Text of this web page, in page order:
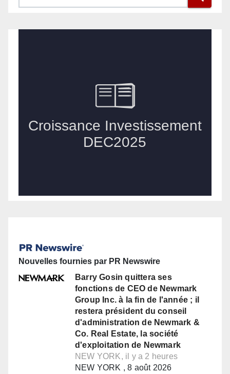
Nouvelles fournies par PR Newswire
Barry Gosin quittera ses
fonctions de CEO de Newmark
Group Inc. à la fin de l'année ; il
restera président du conseil
d'administration de Newmark &
Co. Real Estate, la société
d'exploitation de Newmark
NEW YORK, il y a 2 heures
NEW YORK , 8 août 2026